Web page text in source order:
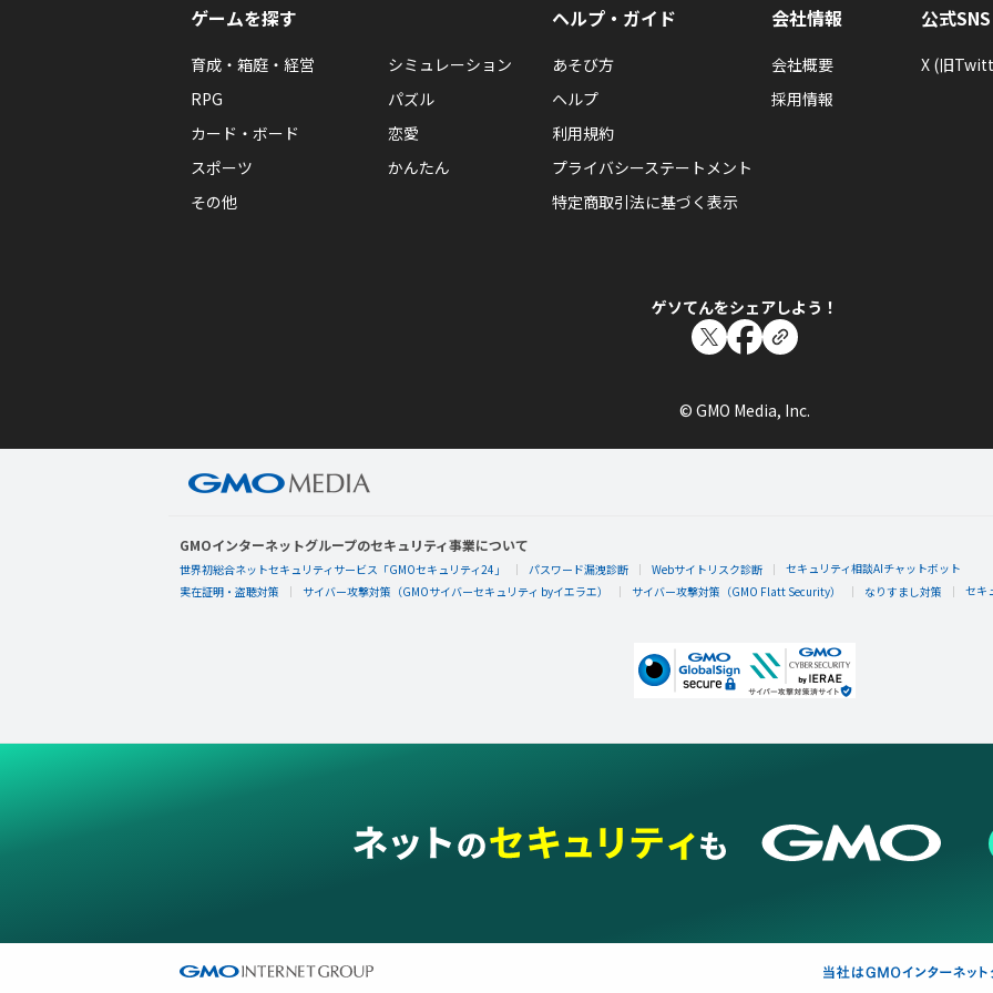
ゲームを探す
育成・箱庭・経営
シミュレーション
RPG
パズル
カード・ボード
恋愛
スポーツ
かんたん
その他
ヘルプ・ガイド
あそび方
ヘルプ
利用規約
プライバシーステートメント
特定商取引法に基づく表示
会社情報
会社概要
採用情報
公式SNS
X (旧
ゲソてんをシェアしよう！
© GMO Media, Inc.
GMOインターネットグループのセキュリティ事業について
世界初総合ネットセキュリティサービス「GMOセキュリティ24」 パスワード漏洩診断 Webサイトリスク診断
セキュリティ相談AIチャットボット
実在証明・盗聴対策
サイバー攻撃対策（GMOサイバーセキュリティ byイエラエ） サイバー攻撃対策（GMO Flatt Security） なりすまし対策 セキ